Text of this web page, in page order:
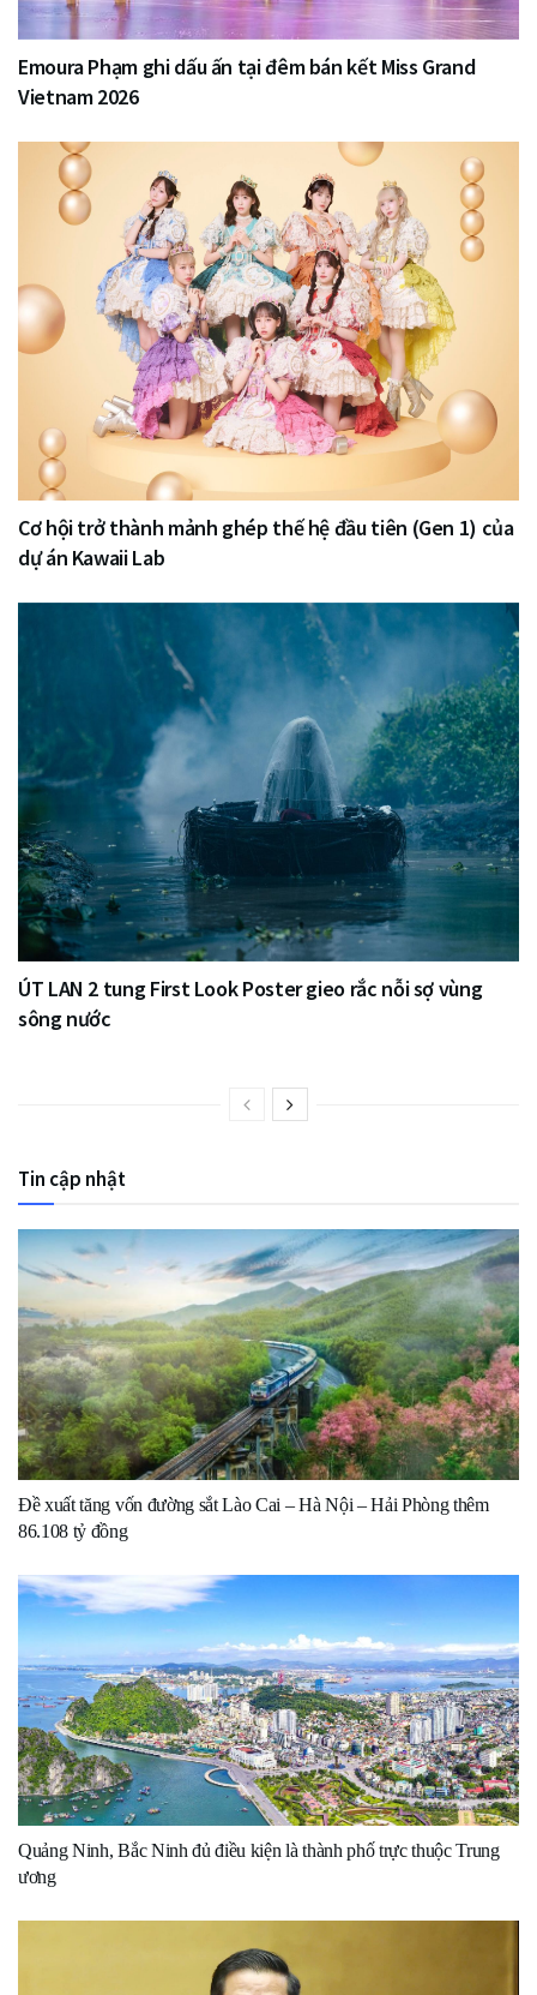
Emoura Phạm ghi dấu ấn tại đêm bán kết Miss Grand
Vietnam 2026
Cơ hội trở thành mảnh ghép thế hệ đầu tiên (Gen 1) của
dự án Kawaii Lab
ÚT LAN 2 tung First Look Poster gieo rắc nỗi sợ vùng
sông nước
Tin cập nhật
Đề xuất tăng vốn đường sắt Lào Cai – Hà Nội – Hải Phòng thêm
86.108 tỷ đồng
Quảng Ninh, Bắc Ninh đủ điều kiện là thành phố trực thuộc Trung
ương